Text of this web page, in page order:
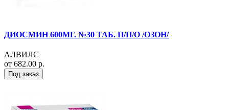
ДИОСМИН 600МГ. №30 ТАБ. П/П/О /ОЗОН/
АЛВИЛС
от 682.00 р.
Под заказ